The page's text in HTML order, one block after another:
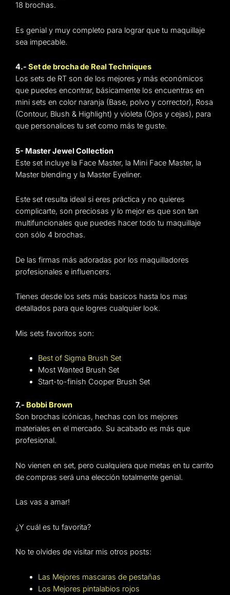
18 brochas.
Es genial y muy completo para lograr que tu maquillaje
sea impecable.
4.- Set de brocha de Real Techniques
Los sets de RT son de los mejores y más económicos
que puedes encontrar, básicamente los encuentras en
mini sets en color naranja (Base, polvo y corrector), Rosa
(Contour, Blush & Highlight) y violeta (Ojos y cejas), para
que personalices tu set como más te guste.
5- Master Jewel Collection
Este set incluye la Face Master, la Mini Face Master, la
Master blending y la Master Eyeliner.
Este set resulta ideal si eres práctica y no quieres
complicarte, son preciosas y lo mejor es que son tan
multifuncionales que puedes hacer todo tu maquillaje
con sólo 4 brochas.
De las firmas más adoradas por los maquilladores
profesionales e influencers.
Tienes desde los sets más basicos hasta los mas
detallados para que logres cualquier look.
Mis sets favoritos son:
Best of Sigma Brush Set
Most Wanted Brush Set
Start-to-finish Cooper Brush Set
7.- Bobbi Brown
Son brochas icónicas, hechas con los mejores
materiales en el mercado. Su acabado es más que
profesional.
No vienen en set, pero cualquiera que metas en tu carrito
de compras será una elección totalmente genial.
Las vas a amar!
¿Y cuál es tu favorita?
No te olvides de visitar mis otros posts:
Las Mejores mascaras de pestañas
Los Mejores pintalabios rojos